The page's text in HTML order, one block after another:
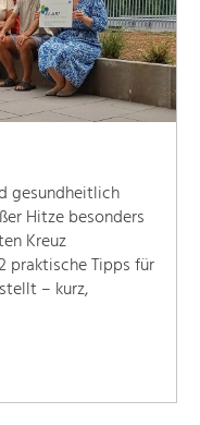
gesundheitlich
Hitze besonders
Kreuz
praktische Tipps für
– kurz,